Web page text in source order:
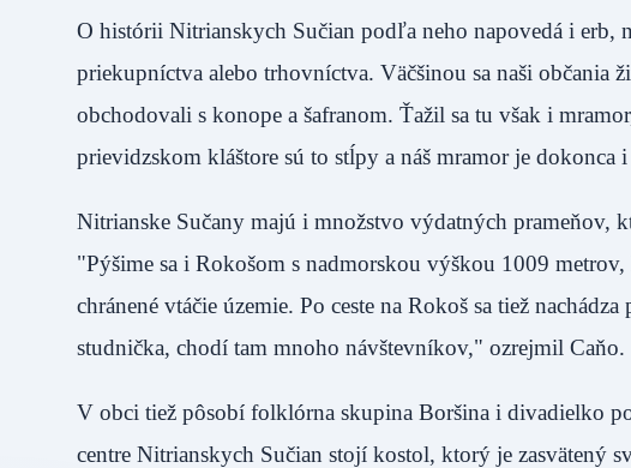
O histórii Nitrianskych Sučian podľa neho napovedá i erb,
priekupníctva alebo trhovníctva. Väčšinou sa naši občania
obchodovali s konope a šafranom. Ťažil sa tu však i
prievidzskom kláštore sú to stĺpy a náš mramor je
Nitrianske Sučany majú i množstvo výdatných prameňov,
"Pýšime sa i Rokošom s nadmorskou výškou 1009
chránené vtáčie územie. Po ceste na Rokoš sa tiež
studnička, chodí tam mnoho návštevníkov," ozrejmil
V obci tiež pôsobí folklórna skupina Boršina i divadielko
centre Nitrianskych Sučian stojí kostol, ktorý je zasvätený